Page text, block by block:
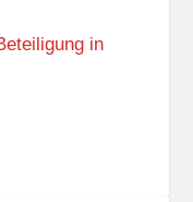
in